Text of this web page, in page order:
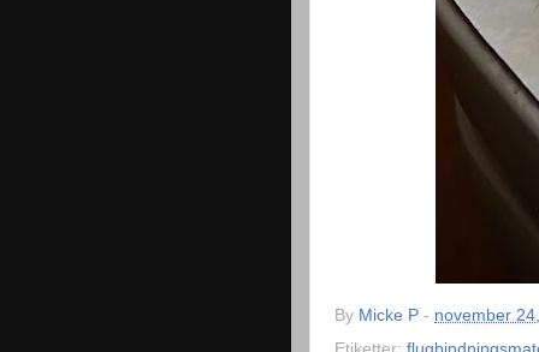
By Micke P - november